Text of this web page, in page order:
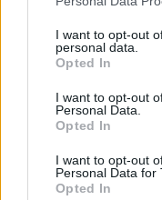
not limited to your visit
grant or deny consent
use your data for
consent section.
I want to opt-out
personal data.
Opted In
I want to opt-out
Personal Data.
Opted In
I want to opt-out
Personal Data for
Opted In
tarthatók be, csak
túlélés eszköze
A jegyár: 1750.-Ft
Dél-budai
A KUSZA